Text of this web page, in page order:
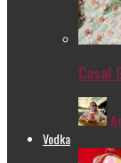
Casal
Vodka